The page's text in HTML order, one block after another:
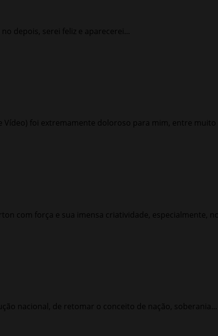
depois, serei feliz e aparecerei...
Vídeo) foi extremamente doloroso para mim, entre
com força e sua imensa criatividade, especialmente,
nacional, de retomar o conceito de nação, soberania...